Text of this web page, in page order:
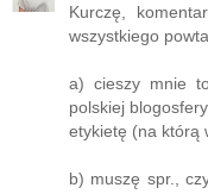
Kurczę,
wszystkiego
a) cieszy mnie
polskiej
etykietę (na którą
b) muszę spr.,